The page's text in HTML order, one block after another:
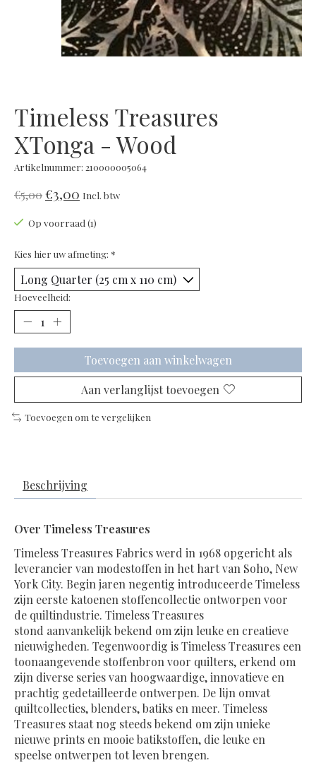
Timeless Treasures
XTonga - Wood
Artikelnummer: 210000005064
€5,00€3,00 Incl. btw
Op voorraad (1)
Kies hier uw afmeting: *
Hoeveelheid:
Toevoegen aan winkelwagen
Aan verlanglijst toevoegen
Toevoegen om te vergelijken
Beschrijving
Over Timeless Treasures
Timeless Treasures Fabrics werd in 1968 opgericht als
leverancier van modestoffen in het hart van Soho, New
York City. Begin jaren negentig introduceerde Timeless
zijn eerste katoenen stoffencollectie ontworpen voor
de quiltindustrie. Timeless Treasures
stond aanvankelijk bekend om zijn leuke en creatieve
nieuwigheden. Tegenwoordig is Timeless Treasures een
toonaangevende stoffenbron voor quilters, erkend om
zijn diverse series van hoogwaardige, innovatieve en
prachtig gedetailleerde ontwerpen. De lijn omvat
quiltcollecties, blenders, batiks en meer. Timeless
Treasures staat nog steeds bekend om zijn unieke
nieuwe prints en mooie batikstoffen, die leuke en
speelse ontwerpen tot leven brengen.